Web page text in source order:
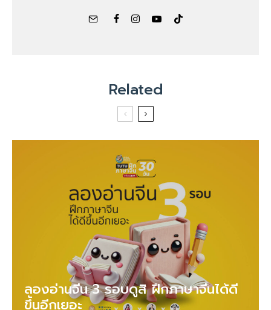
Related
ลองอ่านจีน 3 รอบดูสิ ฝึกภาษาจีนได้ดี
ขึ้นอีกเยอะ